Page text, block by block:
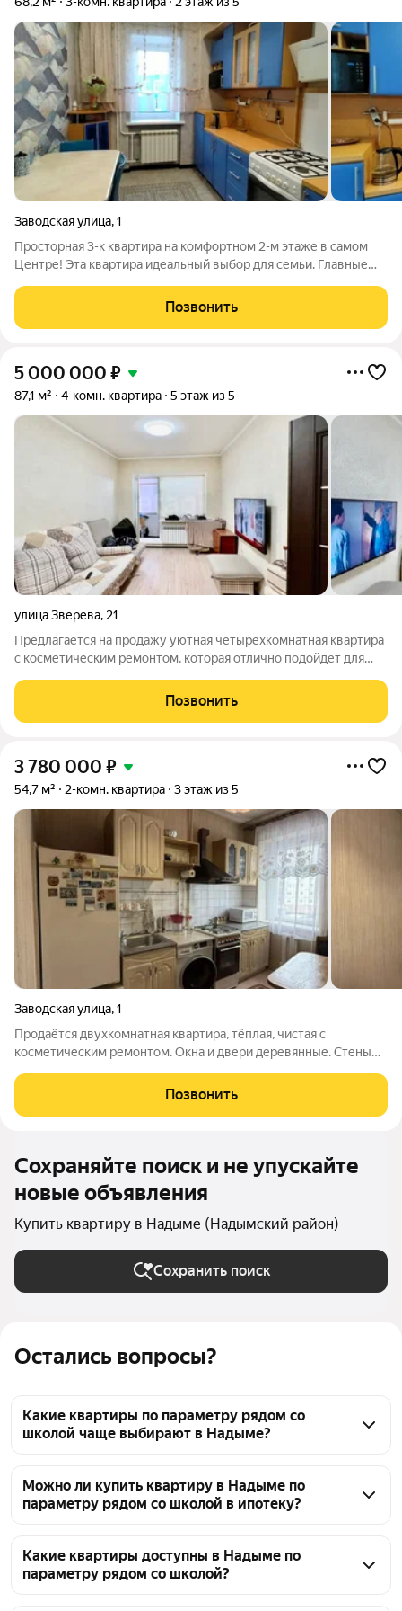
Остались вопросы?
Какие квартиры по параметру рядом со
школой чаще выбирают в Надыме?
всего выбирают квартиры в актуальных
объявлениях на странице. Сейчас на этой странице
Цены начинаются от 1,65 млн ₽ до 17 млн ₽. Чтобы
отобрать наиболее популярные предложения,
Можно ли купить квартиру в Надыме по
параметру рядом со школой в ипотеку?
оформить её в ипотеку вполне реально. В каталоге
сейчас представлено 375 объявлений. Диапазон
Какие квартиры доступны в Надыме по
параметру рядом со школой?
Заводская улица,1
Просторная 3-к квартира на комфортном 2-м этаже в самом
Центре! Эта квартира идеальный выбор для семьи. Главные
(школы, детские сады, магазины и прогулочные зоны) в
нескольких минутах ходьбы.
Позвонить
5 000 000 ₽
87,1 м² 4-комн. квартира 5 этаж из 5
улица Зверева, 21
Предлагается на продажу уютная четырехкомнатная квартира
с косметическим ремонтом, которая отлично подойдет для
позволяющая удобно разместить мебель и личные вещи. -
Кухня: Уютная кухня с нишей для
Позвонить
3 780 000 ₽
54,7 м² 2-комн. квартира 3 этаж из 5
Заводская улица,1
Продаётся двухкомнатная квартира, тёплая, чистая с
косметическим ремонтом. Окна и двери деревянные. Стены
Сан.узел. раздельный, пол залит, стены выложены кафельной
плиткой. Установлены счётчики
Позвонить
Сохраняйте поиск и не упускайте
новые объявления
Купить квартиру в Надыме (Надымский район)
Сохранить поиск